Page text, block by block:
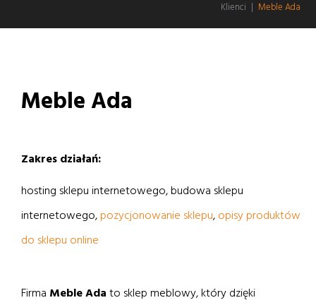
Klienci | Meble Ada
Meble Ada
Zakres działań:
hosting sklepu internetowego, budowa sklepu
internetowego,pozycjonowanie sklepu, opisy produktów
do sklepu online
Firma Meble Ada to sklep meblowy, który dzięki